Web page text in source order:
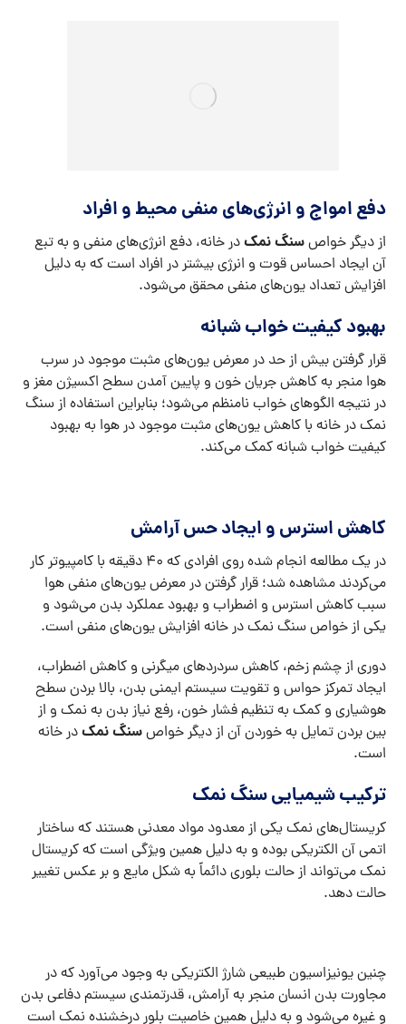
دفع امواج و انرژی‌های منفی محیط و افراد
از دیگر خواصسنگ نمکدر خانه، دفع انرژی‌های منفی و به تبع
آن ایجاد احساس قوت و انرژی بیشتر در افراد است که به دلیل
افزایش تعداد یون‌های منفی محقق می‌شود.
بهبود کیفیت خواب شبانه
قرار گرفتن بیش از حد در معرض یون‌های مثبت موجود در سرب
هوا منجر به کاهش جریان خون و پایین آمدن سطح اکسیژن مغز و
در نتیجه الگو‌های خواب نامنظم می‌شود؛ بنابراین استفاده از سنگ
نمک در خانه با کاهش یون‌های مثبت موجود در هوا به بهبود
کیفیت خواب شبانه کمک می‌کند.
کاهش استرس و ایجاد حس آرامش
در یک مطالعه انجام شده روی افرادی که ۴۰ دقیقه با کامپیوتر کار
می‌کردند مشاهده شد؛ قرار گرفتن در معرض یون‌های منفی هوا
سبب کاهش استرس و اضطراب و بهبود عملکرد بدن می‌شود و
یکی از خواص سنگ نمک در خانه افزایش یون‌های منفی است.
دوری از چشم زخم، کاهش سردرد‌های میگرنی و کاهش اضطراب،
ایجاد تمرکز حواس و تقویت سیستم ایمنی بدن، بالا بردن سطح
هوشیاری و کمک به تنظیم فشار خون، رفع نیاز بدن به نمک و از
بین بردن تمایل به خوردن آن از دیگر خواصسنگ نمکدر خانه
است.
ترکیب شیمیایی سنگ نمک
کریستال‌های نمک یکی از معدود مواد معدنی هستند که ساختار
اتمی آن الکتریکی بوده و به دلیل همین ویژگی است که کریستال
نمک می‌تواند از حالت بلوری دائماً به شکل مایع و بر عکس تغییر
حالت دهد.
چنین یونیزاسیون طبیعی شارژ الکتریکی به وجود می‌آورد که در
مجاورت بدن انسان منجر به آرامش، قدرتمندی سیستم دفاعی بدن
و غیره می‌شود و به دلیل همین خاصیت بلور درخشنده نمک است